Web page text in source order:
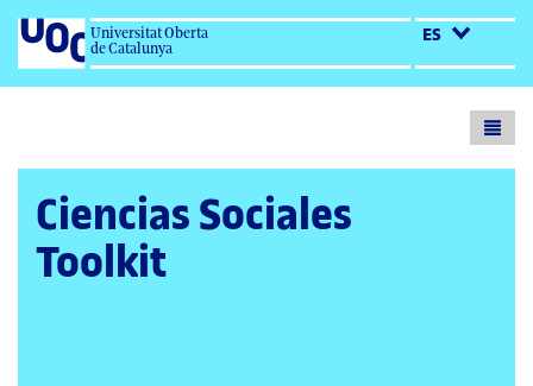
Universitat Oberta
de Catalunya
ES
Ciencias Sociales
Toolkit